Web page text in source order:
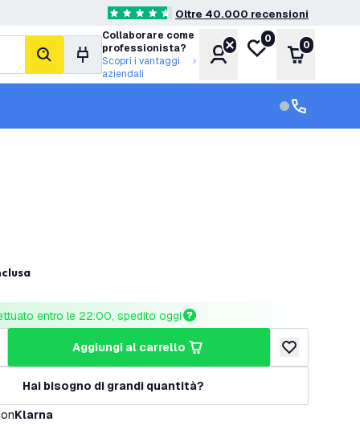
4.6 stelle di valutazione
Oltre 40.000 recensioni
cerca
Collaborare come
professionista?
Scopri i vantaggi
aziendali
AccountLista desideri
0
Carrello
0
Servizio
Assistenza
entro le 22:00, spedito oggi
quantitàaggiungi al carrello
aggiungi alla
Hai bisogno di grandi quantità?
Klarna